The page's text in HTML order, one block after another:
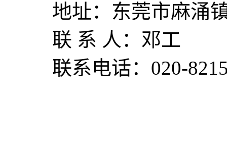
地址： 东莞市麻涌
联 系 人： 邓工
联系电话： 020-